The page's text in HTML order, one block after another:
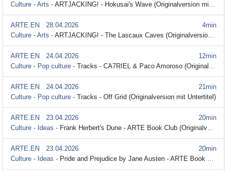
Culture - Arts - ARTJACKING! - Hokusai's Wave (Originalversion mit Untertitel)
4min
ARTE.EN
28.04.2026
Culture - Arts - ARTJACKING! - The Lascaux Caves (Originalversion mit Untertitel)
12min
ARTE.EN
24.04.2026
Culture - Pop culture - Tracks - CA7RIEL & Paco Amoroso (Originalversion mit Untertitel)
21min
ARTE.EN
24.04.2026
Culture - Pop culture - Tracks - Off Grid (Originalversion mit Untertitel)
20min
ARTE.EN
23.04.2026
Culture - Ideas - Frank Herbert's Dune - ARTE Book Club (Originalversion mit Untertitel)
20min
ARTE.EN
23.04.2026
Culture - Ideas - Pride and Prejudice by Jane Austen - ARTE Book Club (Originalversion mit Untertitel)